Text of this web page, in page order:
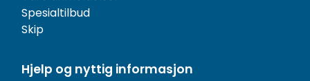
Spesialtilbud
Skip
Hjelp og nyttig informasjon